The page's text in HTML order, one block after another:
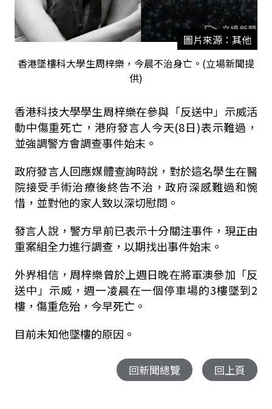
圖片來源：其他
香港墜樓科大學生周梓樂，今晨不治身亡。(立場新聞提
供)
香港科技大學學生周梓樂在參與「反送中」示威活
動中傷重死亡，港府發言人今天(8日)表示難過，
並強調警方會調查事件始末。
政府發言人回應媒體查詢時說，對於這名學生在醫
院接受手術治療後終告不治，政府深感難過和惋
惜，並對他的家人致以深切慰問。
發言人說，警方早前已表示十分關注事件，現正由
重案組全力進行調查，以期找出事件始末。
外界相信，周梓樂曾於上週日晚在將軍澳參加「反
送中」示威，週一凌晨在一個停車場的3樓墜到2
樓，傷重危殆，今早死亡。
目前未知他墜樓的原因。
回新聞總覽 回上頁